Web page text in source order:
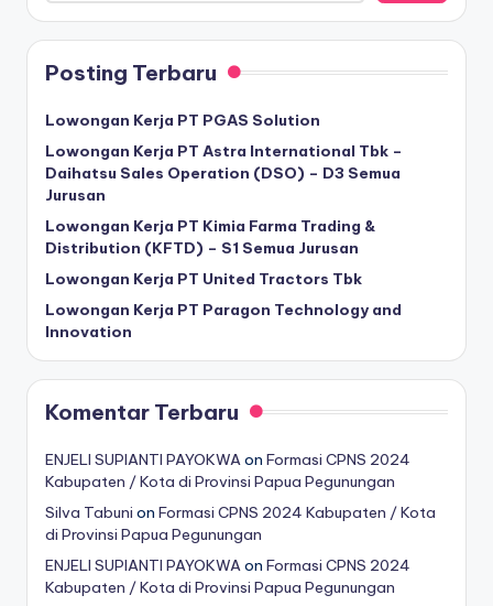
Posting Terbaru
Lowongan Kerja PT PGAS Solution
Lowongan Kerja PT Astra International Tbk –
Daihatsu Sales Operation (DSO) – D3 Semua
Jurusan
Lowongan Kerja PT Kimia Farma Trading &
Distribution (KFTD) – S1 Semua Jurusan
Lowongan Kerja PT United Tractors Tbk
Lowongan Kerja PT Paragon Technology and
Innovation
Komentar Terbaru
ENJELI SUPIANTI PAYOKWAon Formasi CPNS 2024
Kabupaten / Kota di Provinsi Papua Pegunungan
Silva Tabuni on Formasi CPNS 2024 Kabupaten / Kota
di Provinsi Papua Pegunungan
ENJELI SUPIANTI PAYOKWAon Formasi CPNS 2024
Kabupaten / Kota di Provinsi Papua Pegunungan